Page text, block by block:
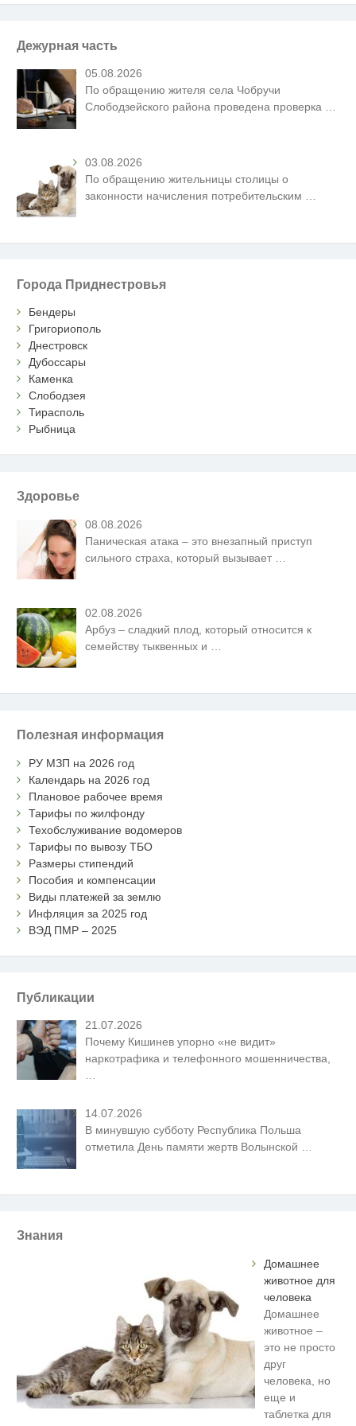
Дежурная часть
05.08.2026
По обращению жителя села Чобручи
Слободзейского района проведена проверка …
03.08.2026
По обращению жительницы столицы о
законности начисления потребительским
Города Приднестровья
Бендеры
Григориополь
Днестровск
Дубоссары
Каменка
Слободзея
Тирасполь
Рыбница
Здоровье
08.08.2026
Паническая атака – это внезапный приступ
сильного страха, который вызывает
02.08.2026
Арбуз – сладкий плод, который относится к
семейству тыквенных и
Полезная информация
РУ МЗП на 2026 год
Календарь на 2026 год
Плановое рабочее время
Тарифы по жилфонду
Техобслуживание водомеров
Тарифы по вывозу ТБО
Размеры стипендий
Пособия и компенсации
Виды платежей за землю
Инфляция за 2025 год
ВЭД ПМР – 2025
Публикации
21.07.2026
Почему Кишинев упорно «не видит»
наркотрафика и телефонного мошенничества,
14.07.2026
В минувшую субботу Республика Польша
отметила День памяти жертв Волынской …
Знания
Домашнее
животное для
человека
Домашнее
животное –
это не просто
друг
человека, но
еще и
таблетка для